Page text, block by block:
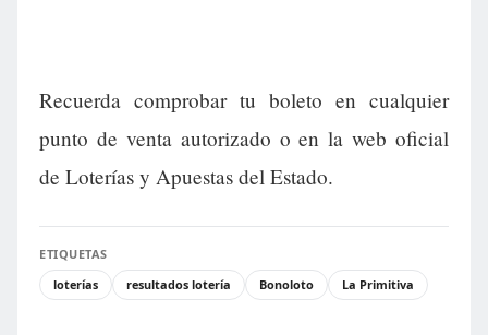
Recuerda comprobar tu boleto en cualquier
punto de venta autorizado o en la web oficial
de Loterías y Apuestas del Estado.
ETIQUETAS
loterías
resultados lotería Bonoloto La Primitiva